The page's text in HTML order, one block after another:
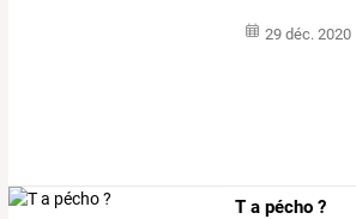
29 déc. 2020
T a pécho ?